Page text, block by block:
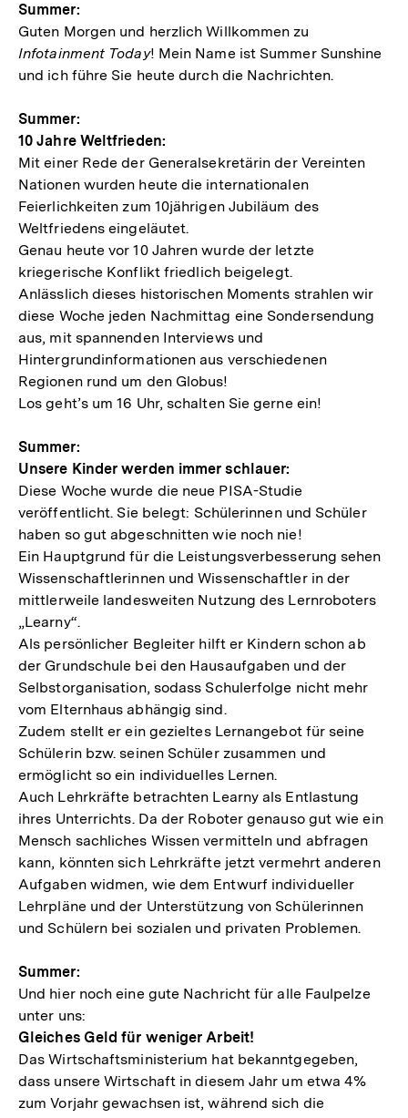
Summer:
Guten Morgen und herzlich Willkommen zu
Infotainment Today! Mein Name ist Summer Sunshine
und ich führe Sie heute durch die Nachrichten.
Summer:
10 Jahre Weltfrieden:
Mit einer Rede der Generalsekretärin der Vereinten
Nationen wurden heute die internationalen
Feierlichkeiten zum 10jährigen Jubiläum des
Weltfriedens eingeläutet.
Genau heute vor 10 Jahren wurde der letzte
kriegerische Konflikt friedlich beigelegt.
Anlässlich dieses historischen Moments strahlen wir
diese Woche jeden Nachmittag eine Sondersendung
aus, mit spannenden Interviews und
Hintergrundinformationen aus verschiedenen
Regionen rund um den Globus!
Los geht’s um 16 Uhr, schalten Sie gerne ein!
Summer:
Unsere Kinder werden immer schlauer:
Diese Woche wurde die neue PISA-Studie
veröffentlicht. Sie belegt: Schülerinnen und Schüler
haben so gut abgeschnitten wie noch nie!
Ein Hauptgrund für die Leistungsverbesserung sehen
Wissenschaftlerinnen und Wissenschaftler in der
mittlerweile landesweiten Nutzung des Lernroboters
„Learny“.
Als persönlicher Begleiter hilft er Kindern schon ab
der Grundschule bei den Hausaufgaben und der
Selbstorganisation, sodass Schulerfolge nicht mehr
vom Elternhaus abhängig sind.
Zudem stellt er ein gezieltes Lernangebot für seine
Schülerin bzw. seinen Schüler zusammen und
ermöglicht so ein individuelles Lernen.
Auch Lehrkräfte betrachten Learny als Entlastung
ihres Unterrichts. Da der Roboter genauso gut wie ein
Mensch sachliches Wissen vermitteln und abfragen
kann, könnten sich Lehrkräfte jetzt vermehrt anderen
Aufgaben widmen, wie dem Entwurf individueller
Lehrpläne und der Unterstützung von Schülerinnen
und Schülern bei sozialen und privaten Problemen.
Summer:
Und hier noch eine gute Nachricht für alle Faulpelze
unter uns:
Gleiches Geld für weniger Arbeit!
Das Wirtschaftsministerium hat bekanntgegeben,
dass unsere Wirtschaft in diesem Jahr um etwa 4%
zum Vorjahr gewachsen ist, während sich die